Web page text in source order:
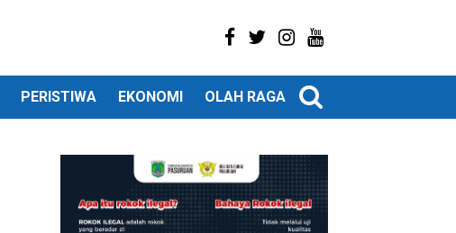
PERISTIWA EKONOMI OLAH RAGA